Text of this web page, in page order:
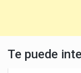
Te puede